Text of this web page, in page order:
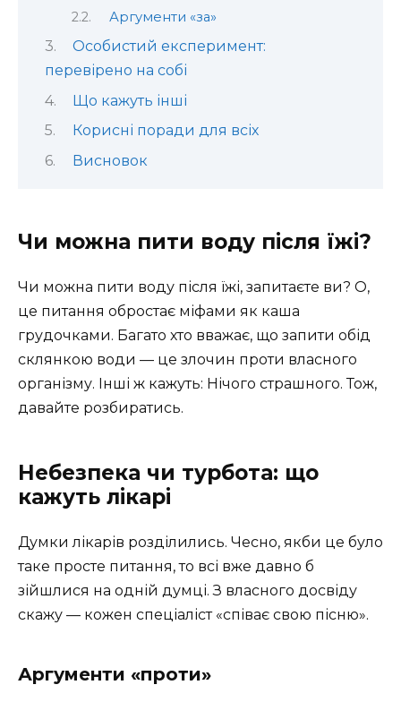
Аргументи «за»
Особистий експеримент:
перевірено на собі
Що кажуть інші
Корисні поради для всіх
Висновок
Чи можна пити воду після їжі?
Чи можна пити воду після їжі, запитаєте ви? О,
це питання обростає міфами як каша
грудочками. Багато хто вважає, що запити обід
склянкою води — це злочин проти власного
організму. Інші ж кажуть: Нічого страшного. Тож,
давайте розбиратись.
Небезпека чи турбота: що
кажуть лікарі
Думки лікарів розділились. Чесно, якби це було
таке просте питання, то всі вже давно б
зійшлися на одній думці. З власного досвіду
скажу — кожен спеціаліст «співає свою пісню».
Аргументи «проти»